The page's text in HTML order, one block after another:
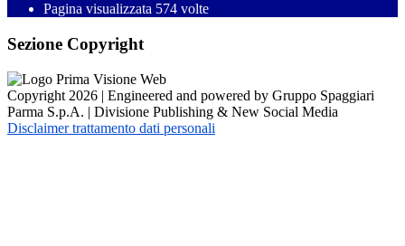
Pagina visualizzata 574 volte
Sezione Copyright
Copyright 2026 | Engineered and powered by Gruppo Spaggiari
Parma S.p.A. | Divisione Publishing & New Social Media
Disclaimer trattamento dati personali